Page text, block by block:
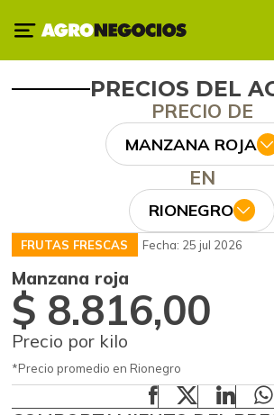
PRECIOS DEL
PRECIO DE
MANZANA ROJA
EN
RIONEGRO
FRUTAS FRESCAS Fecha: 25 jul 2026
Manzana roja
$ 8.816,00
Precio por kilo
*Precio promedio en Rionegro